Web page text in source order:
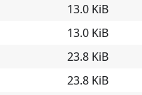
13.0 KiB
13.0 KiB
23.8 KiB
23.8 KiB